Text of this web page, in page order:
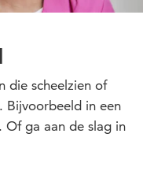
die scheelzien of
Bijvoorbeeld in een
ga aan de slag in